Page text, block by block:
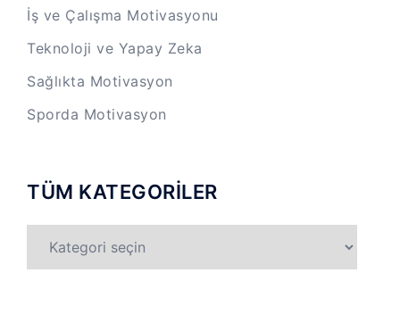
İş ve Çalışma Motivasyonu
Teknoloji ve Yapay Zeka
Sağlıkta Motivasyon
Sporda Motivasyon
TÜM KATEGORİLER
KATEGORİLER